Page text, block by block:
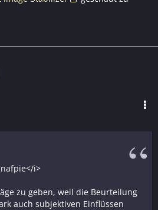
i>
zu geben, weil die Beurteilung
auch subjektiven Einflüssen